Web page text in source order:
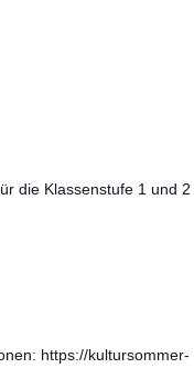
die Klassenstufe 1 und 2
https://kultursommer-